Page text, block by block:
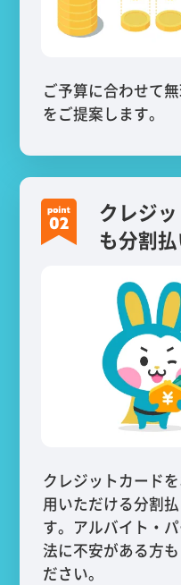
ご予算に合わせて
をご提案します。
クレジ
も分割払
クレジットカード
用いただける分割
す。アルバイト・
法に不安がある方
ださい。